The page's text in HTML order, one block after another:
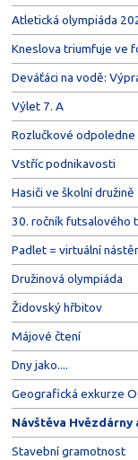
Atletická olympiáda
Kneslova triumfuje ve
Deváťáci na vodě:
Výlet 7. A
Rozlučkové odpoledne
Vstříc podnikavosti
Hasiči ve školní družině
30. ročník futsalového
Padlet = virtuální
Družinová olympiáda
Židovský hřbitov
Májové čtení
Dny jako....
Geografická exkurze
Návštěva Hvězdárny
Stavební gramotnost